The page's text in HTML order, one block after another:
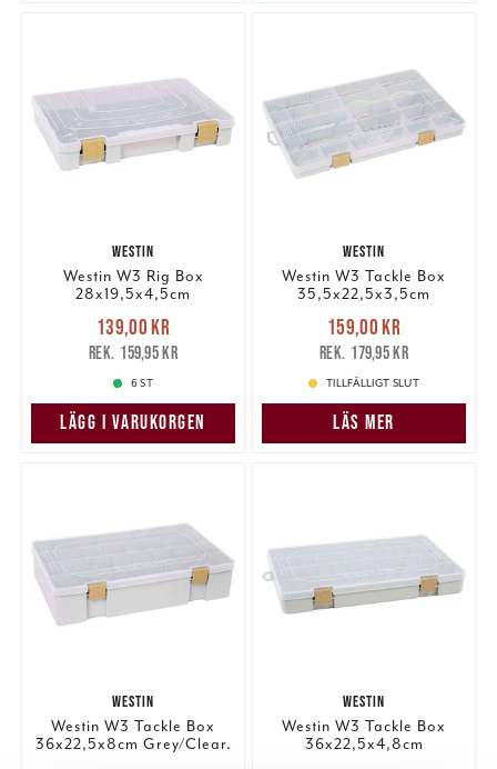
WESTIN
Westin W3 Rig Box
28x19,5x4,5cm
Nuvarande pris
139,00 krTidigare pris
159,95 kr
139,00 kr
159,95 kr
6 ST
LÄGG I VARUKORGEN
WESTIN
Westin W3 Tackle Box
35,5x22,5x3,5cm
Nuvarande pris
159,00 krTidigare pris
179,95 kr
159,00 kr
179,95 kr
TILLFÄLLIGT SLUT
LÄS MER
WESTIN
Westin W3 Tackle Box
36x22,5x8cm Grey/Clear.
WESTIN
Westin W3 Tackle Box
36x22,5x4,8cm